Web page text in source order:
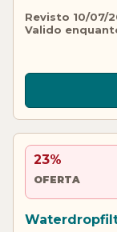
Revisto 10/07/
Valido
23%
OFERTA